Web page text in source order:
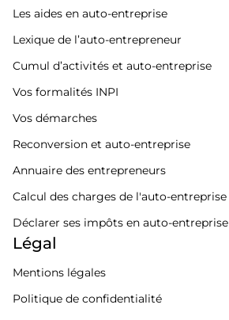
Les aides en auto-entreprise
Lexique de l’auto-entrepreneur
Cumul d’activités et auto-entreprise
Vos formalités INPI
Vos démarches
Reconversion et auto-entreprise
Annuaire des entrepreneurs
Calcul des charges de l'auto-entreprise
Déclarer ses impôts en auto-entreprise
Légal
Mentions légales
Politique de confidentialité